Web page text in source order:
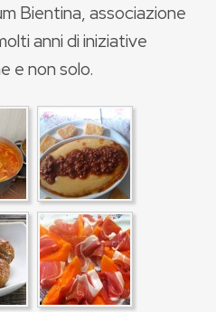
Bientina, associazione
anni di iniziative
e non solo.